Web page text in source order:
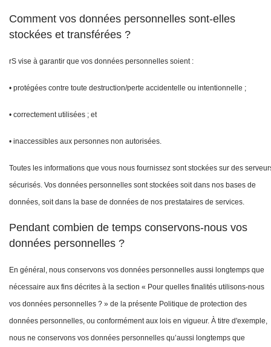
Comment vos données personnelles sont-elles
stockées et transférées ?
rS vise à garantir que vos données personnelles soient :
• protégées contre toute destruction/perte accidentelle ou intentionnelle ;
• correctement utilisées ; et
• inaccessibles aux personnes non autorisées.
Toutes les informations que vous nous fournissez sont stockées sur des
sécurisés. Vos données personnelles sont stockées soit dans nos bases de
données, soit dans la base de données de nos prestataires de services.
Pendant combien de temps conservons-nous vos
données personnelles ?
En général, nous conservons vos données personnelles aussi longtemps que
nécessaire aux fins décrites à la section « Pour quelles finalités utilisons-nous
vos données personnelles ? » de la présente Politique de protection des
données personnelles, ou conformément aux lois en vigueur. À titre d'exemple,
nous ne conservons vos données personnelles qu’aussi longtemps que